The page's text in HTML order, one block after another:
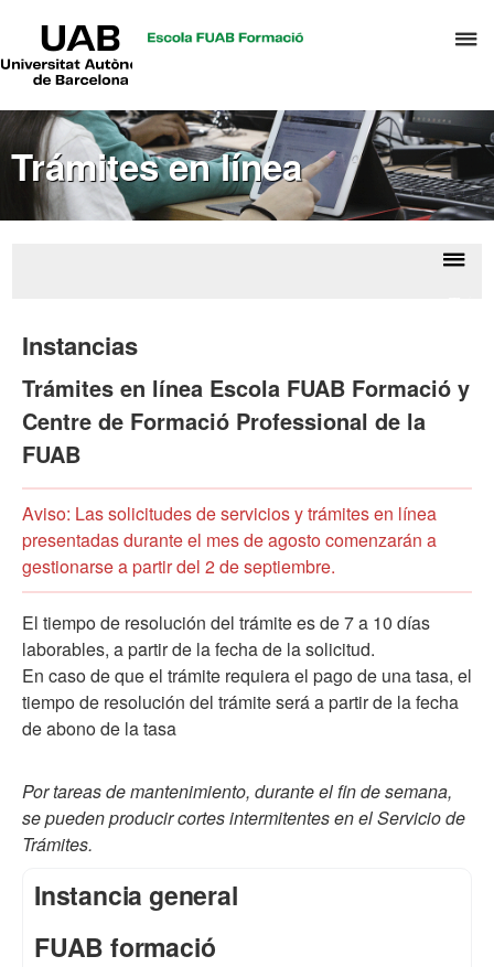
el
Universitat
Barcelona
Trámites en línea
Instancias
Trámites en línea Escola FUAB Formació y
Centre de Formació Professional de la
FUAB
Aviso: Las solicitudes de servicios y trámites en línea
presentadas durante el mes de agosto comenzarán a
gestionarse a partir del 2 de septiembre.
El tiempo de resolución del trámite es de 7 a 10 días
laborables, a partir de la fecha de la solicitud.
En caso de que el trámite requiera el pago de una tasa, el
tiempo de resolución del trámite será a partir de la fecha
de abono de la tasa
Por tareas de mantenimiento, durante el fin de semana,
se pueden producir cortes intermitentes en el Servicio de
Trámites.
Instancia general
FUAB formació